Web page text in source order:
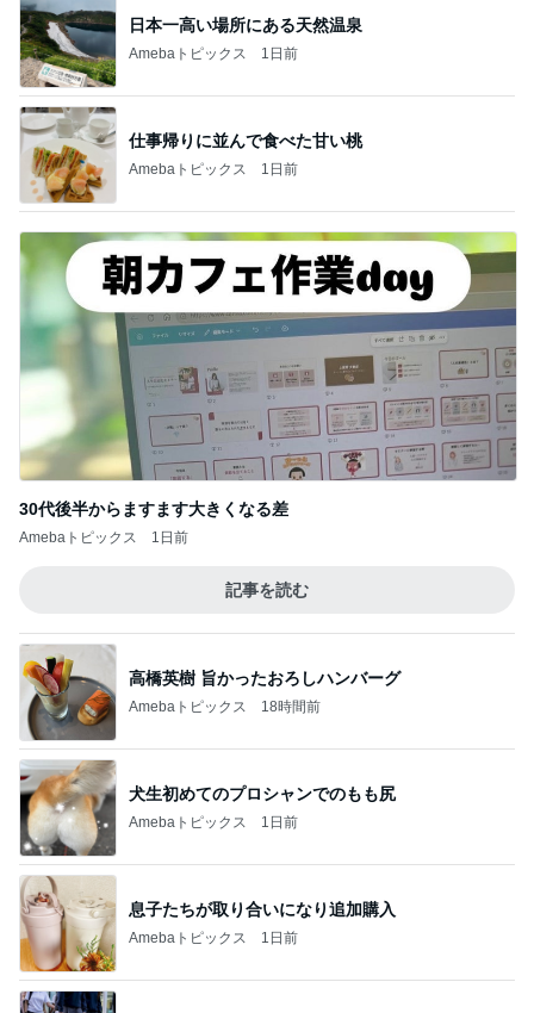
日本一高い場所にある天然温泉
Amebaトピックス 1日前
仕事帰りに並んで食べた甘い桃
Amebaトピックス 1日前
30代後半からますます大きくなる差
Amebaトピックス 1日前
記事を読む
高橋英樹 旨かったおろしハンバーグ
Amebaトピックス 18時間前
犬生初めてのプロシャンでのもも尻
Amebaトピックス 1日前
息子たちが取り合いになり追加購入
Amebaトピックス 1日前